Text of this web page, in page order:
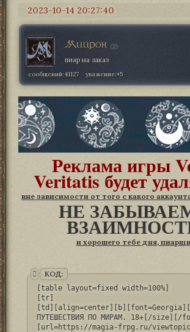
2023-10-14 20:27:40
Мийрон
пиар на заказ
сообщений:41127 уважение:+5
Реклама игры
Veritatis будет
вне зависимости от того с какого
НЕ
и хорошего тебе дня,
КОД:
[table layout=fixed width=100%]
[tr]
ПУТЕШЕСТВИЯ ПО МИРАМ. 18+[/size][/
[url=https://magia-frpg.ru/